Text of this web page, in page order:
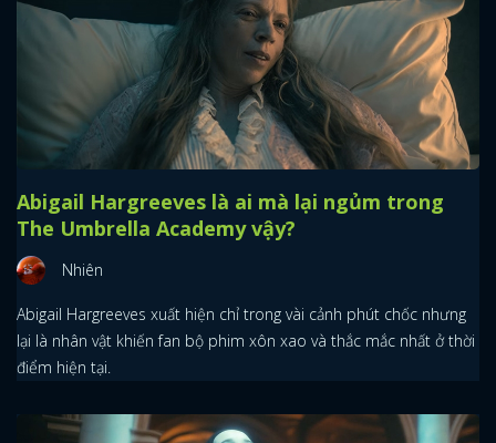
Abigail Hargreeves là ai mà lại ngủm trong
The Umbrella Academy vậy?
Nhiên
Abigail Hargreeves xuất hiện chỉ trong vài cảnh phút chốc nhưng
lại là nhân vật khiến fan bộ phim xôn xao và thắc mắc nhất ở thời
điểm hiện tại.